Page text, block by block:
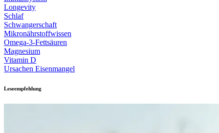
Longevity
Schlaf
Schwangerschaft
Mikronährstoffwissen
Omega-3-Fettsäuren
Magnesium
Vitamin D
Ursachen Eisenmangel
Leseempfehlung